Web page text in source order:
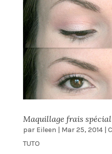
Maquillage frais
par Eileen | Mar 25, 2014|
TUTO